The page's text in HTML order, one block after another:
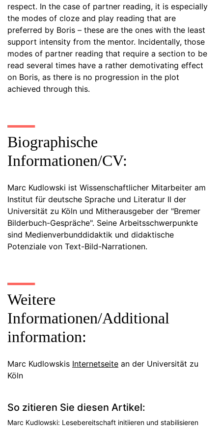
respect. In the case of partner reading, it is especially
the modes of cloze and play reading that are
preferred by Boris – these are the ones with the least
support intensity from the mentor. Incidentally, those
modes of partner reading that require a section to be
read several times have a rather demotivating effect
on Boris, as there is no progression in the plot
achieved through this.
Biographische
Informationen/CV:
Marc Kudlowski ist Wissenschaftlicher Mitarbeiter am
Institut für deutsche Sprache und Literatur II der
Universität zu Köln und Mitherausgeber der "Bremer
Bilderbuch-Gespräche". Seine Arbeitsschwerpunkte
sind Medienverbunddidaktik und didaktische
Potenziale von Text-Bild-Narrationen.
Weitere
Informationen/Additional
information:
Marc Kudlowskis Internetseite an der Universität zu
Köln
So zitieren Sie diesen Artikel:
Marc Kudlowski: Lesebereitschaft initiieren und stabilisieren